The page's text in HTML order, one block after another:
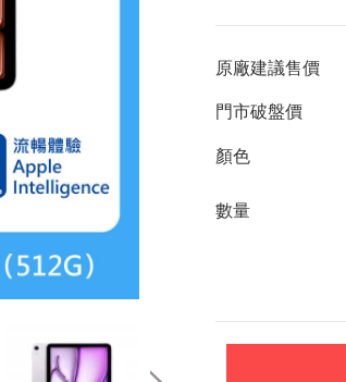
原廠建議售價
門市破盤價